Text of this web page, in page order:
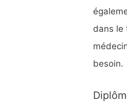
dans le
besoin.